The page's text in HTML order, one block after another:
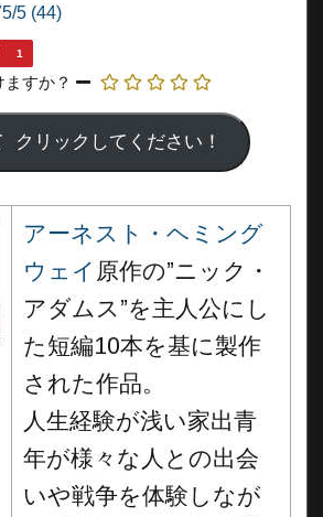
5 (44)
1
すか？
アーネスト・ヘミング
ウェイ 原作の”ニック・
アダムス”を主人公にし
た短編10本を基に製作
された作品。
人生経験が浅い家出青
年が様々な人との出会
いや戦争を体験しなが